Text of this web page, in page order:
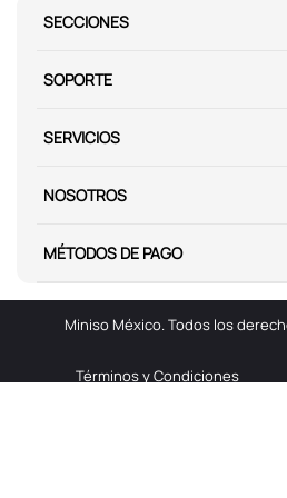
SECCIONES
SOPORTE
SERVICIOS
NOSOTROS
MÉTODOS DE PAGO
Miniso México. Todos los
Términos y Condiciones